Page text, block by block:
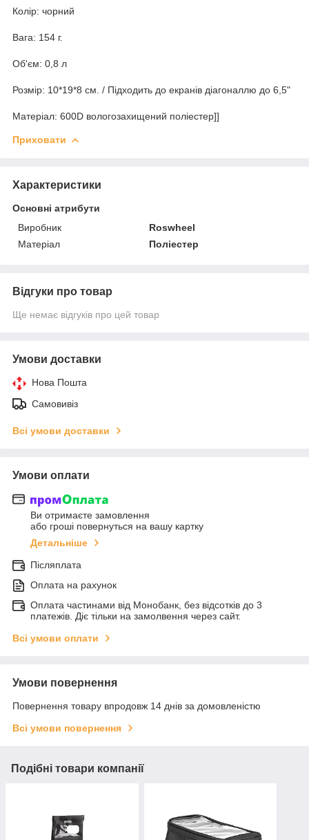
Колір: чорний
Вага: 154 г.
Об'єм: 0,8 л
Розмір: 10*19*8 см. / Підходить до екранів діагоналлю до 6,5"
Матеріал: 600D вологозахищений поліестер]]
Приховати
Характеристики
Основні атрибути
Виробник
Roswheel
Матеріал
Поліестер
Відгуки про товар
Ще немає відгуків про цей товар
Умови доставки
Нова Пошта
Самовивіз
Всі умови доставки
Умови оплати
Ви отримаєте замовлення
або гроші повернуться на вашу картку
Детальніше
Післяплата
Оплата на рахунок
Оплата частинами від Монобанк, без відсотків до 3
платежів. Діє тільки на замолвення через сайт.
Всі умови оплати
Умови повернення
Повернення товару впродовж 14 днів за домовленістю
Всі умови повернення
Подібні товари компанії